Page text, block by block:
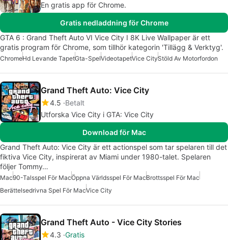
En gratis app för Chrome.
Gratis nedladdning för Chrome
GTA 6 : Grand Theft Auto VI Vice City I 8K Live Wallpaper är ett
gratis program för Chrome, som tillhör kategorin 'Tillägg & Verktyg'.
ChromeHd Levande TapetGta-SpelVideotapetVice CityStöld Av Motorfordon
Grand Theft Auto: Vice City
4.5 Betalt
Utforska Vice City i GTA: Vice City
Download för Mac
Grand Theft Auto: Vice City är ett actionspel som tar spelaren till det
fiktiva Vice City, inspirerat av Miami under 1980-talet. Spelaren
följer Tommy…
Mac90-Talsspel För MacÖppna Världsspel För MacBrottsspel För Mac
Berättelsedrivna Spel För MacVice City
Grand Theft Auto - Vice City Stories
4.3 Gratis